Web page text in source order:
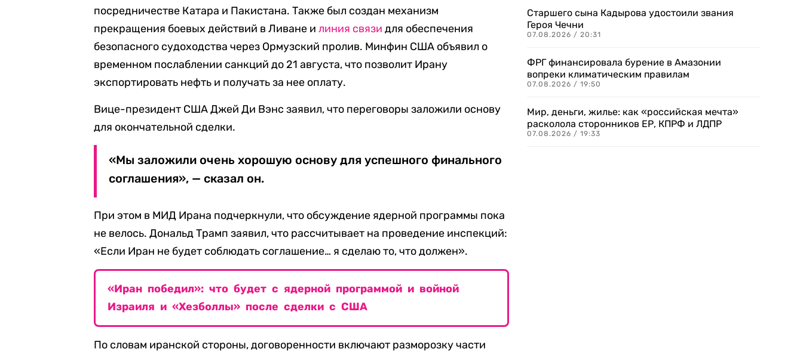
посредничестве Катара и Пакистана. Также был создан механизм
прекращения боевых действий в Ливане илиния связи для обеспечения
безопасного судоходства через Ормузский пролив. Минфин США объявил о
временном послаблении санкций до 21 августа, что позволит Ирану
экспортировать нефть и получать за нее оплату.
Вице-президент США Джей Ди Вэнс заявил, что переговоры заложили основу
для окончательной сделки.
«Мы заложили очень хорошую основу для успешного финального
соглашения», — сказал он.
При этом в МИД Ирана подчеркнули, что обсуждение ядерной программы пока
не велось. Дональд Трамп заявил, что рассчитывает на проведение инспекций:
«Если Иран не будет соблюдать соглашение… я сделаю то, что должен».
«Иран победил»: что будет с ядерной программой и войной
Израиля и «Хезболлы» после сделки с США
По словам иранской стороны, договоренности включают разморозку части
Старшего сына Кадырова удостоили звания
Героя Чечни
07.08.2026 / 20:31
ФРГ финансировала бурение в Амазонии
вопреки климатическим правилам
07.08.2026 / 19:50
Мир, деньги, жилье: как «российская мечта»
расколола сторонников ЕР, КПРФ и ЛДПР
07.08.2026 / 19:33